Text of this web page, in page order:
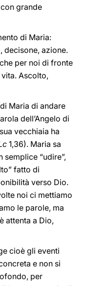
grande
di Maria:
decisone, azione.
per noi di fronte
Ascolto,
Maria di andare
dell’Angelo di
vecchiaia ha
1,36). Maria sa
semplice “udire”,
fatto di
verso Dio.
noi ci mettiamo
le parole, ma
attenta a Dio,
cioè gli eventi
e non si
per